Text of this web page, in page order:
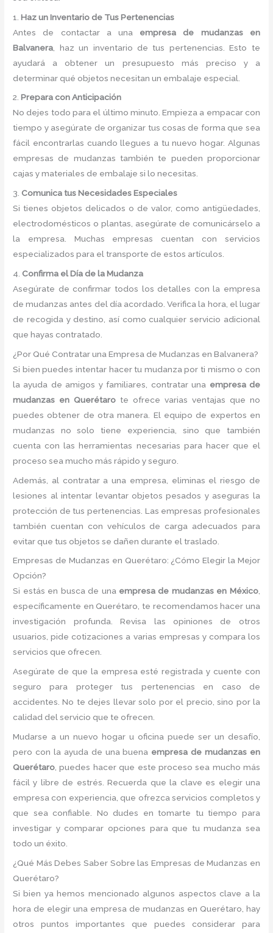
1.Haz un Inventario de Tus Pertenencias
Antes de contactar a una empresa de mudanzas en
Balvanera , haz un inventario de tus pertenencias. Esto te
ayudará a obtener un presupuesto más preciso y a
determinar qué objetos necesitan un embalaje especial.
2.Prepara con Anticipación
No dejes todo para el último minuto. Empieza a empacar con
tiempo y asegúrate de organizar tus cosas de forma que sea
fácil encontrarlas cuando llegues a tu nuevo hogar. Algunas
empresas de mudanzas también te pueden proporcionar
cajas y materiales de embalaje si lo necesitas.
3. Comunica tus Necesidades Especiales
Si tienes objetos delicados o de valor, como antigüedades,
electrodomésticos o plantas, asegúrate de comunicárselo a
la empresa. Muchas empresas cuentan con servicios
especializados para el transporte de estos artículos.
4. Confirma el Día de la Mudanza
Asegúrate de confirmar todos los detalles con la empresa
de mudanzas antes del día acordado. Verifica la hora, el lugar
de recogida y destino, así como cualquier servicio adicional
que hayas contratado.
¿Por Qué Contratar una Empresa de Mudanzas en Balvanera?
Si bien puedes intentar hacer tu mudanza por ti mismo o con
la ayuda de amigos y familiares, contratar una empresa de
mudanzas en Querétaro te ofrece varias ventajas que no
puedes obtener de otra manera. El equipo de expertos en
mudanzas no solo tiene experiencia, sino que también
cuenta con las herramientas necesarias para hacer que el
proceso sea mucho más rápido y seguro.
Además, al contratar a una empresa, eliminas el riesgo de
lesiones al intentar levantar objetos pesados y aseguras la
protección de tus pertenencias. Las empresas profesionales
también cuentan con vehículos de carga adecuados para
evitar que tus objetos se dañen durante el traslado.
Empresas de Mudanzas en Querétaro: ¿Cómo Elegir la Mejor
Opción?
Si estás en busca de una empresa de mudanzas en México,
específicamente en Querétaro, te recomendamos hacer una
investigación profunda. Revisa las opiniones de otros
usuarios, pide cotizaciones a varias empresas y compara los
servicios que ofrecen.
Asegúrate de que la empresa esté registrada y cuente con
seguro para proteger tus pertenencias en caso de
accidentes. No te dejes llevar solo por el precio, sino por la
calidad del servicio que te ofrecen.
Mudarse a un nuevo hogar u oficina puede ser un desafío,
pero con la ayuda de una buena empresa de mudanzas en
Querétaro , puedes hacer que este proceso sea mucho más
fácil y libre de estrés. Recuerda que la clave es elegir una
empresa con experiencia, que ofrezca servicios completos y
que sea confiable. No dudes en tomarte tu tiempo para
investigar y comparar opciones para que tu mudanza sea
todo un éxito.
¿Qué Más Debes Saber Sobre las Empresas de Mudanzas en
Querétaro?
Si bien ya hemos mencionado algunos aspectos clave a la
hora de elegir una empresa de mudanzas en Querétaro, hay
otros puntos importantes que puedes considerar para